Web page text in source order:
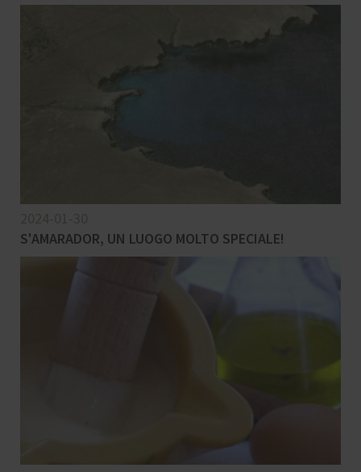
S'AMARADOR, UN LUOGO MOLTO SPECIALE!